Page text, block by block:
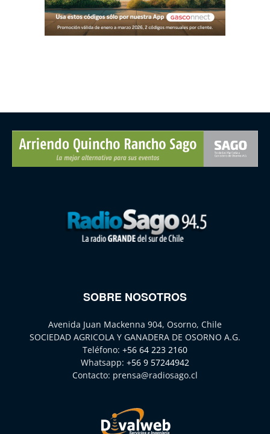
SOBRE NOSOTROS
Avenida Juan Mackenna 904, Osorno, Chile
SOCIEDAD AGRICOLA Y GANADERA DE OSORNO A.G.
Teléfono: +56 64 223 2160
Whatsapp: +56 9 57244942
Contacto: prensa@radiosago.cl